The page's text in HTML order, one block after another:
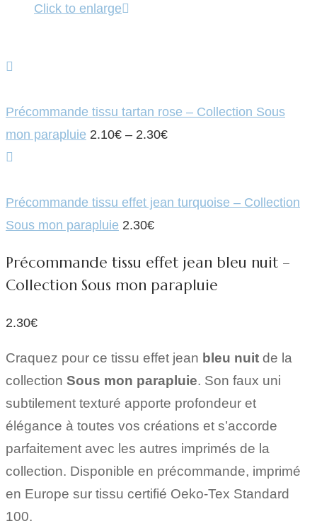
Click to enlarge
Précommande tissu tartan rose – Collection Sous
mon parapluie 2.10€ – 2.30€
Précommande tissu effet jean turquoise – Collection
Sous mon parapluie 2.30€
Précommande tissu effet jean bleu nuit –
Collection Sous mon parapluie
2.30€
Craquez pour ce tissu effet jean bleu nuit de la
collection Sous mon parapluie. Son faux uni
subtilement texturé apporte profondeur et
élégance à toutes vos créations et s’accorde
parfaitement avec les autres imprimés de la
collection. Disponible en précommande, imprimé
en Europe sur tissu certifié Oeko-Tex Standard
100.